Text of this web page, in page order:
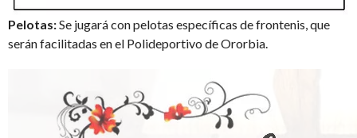
Pelotas:Se jugará con pelotas específicas de frontenis, que
serán facilitadas en el Polideportivo de Ororbia.